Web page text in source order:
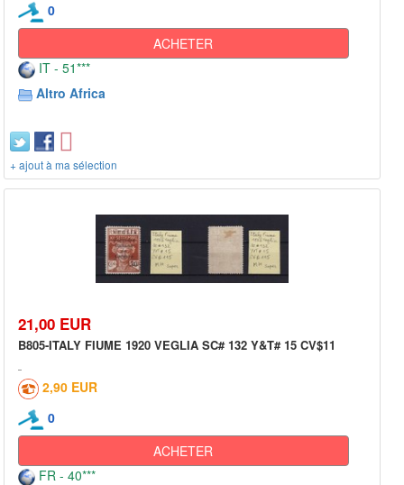
0
ACHETER
IT - 51***
Altro Africa
+ ajout à ma sélection
21,00 EUR
B805-ITALY FIUME 1920 VEGLIA SC# 132 Y&T# 15 CV$11
2,90 EUR
0
ACHETER
FR - 40***